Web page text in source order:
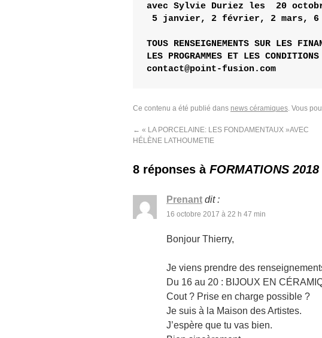
avec Sylvie Duriez les  20
TOUS RENSEIGNEMENTS SUR LES
LES PROGRAMMES ET LES
contact@point-fusion.com
Ce contenu a été publié dans news céramiques. Vous
← « LA PORCELAINE: LES FONDAMENTAUX »AVEC
HÉLÈNE LATHOUMETIE
8 réponses à FORMATIONS
Prenant dit :
16 octobre 2017 à 22 h 47 min
Bonjour Thierry,
Je viens prendre des
Du 16 au 20 : BIJOUX EN
Cout ? Prise en charge possible ?
Je suis à la Maison des Artistes.
J’espère que tu vas bien.